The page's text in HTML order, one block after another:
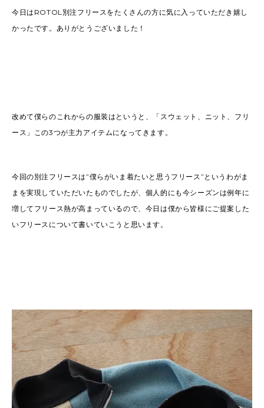
今日はROTOL別注フリースをたくさんの方に気に入っていただき嬉し
かったです。ありがとうございました！
改めて僕らのこれからの服装はというと、「スウェット、ニット、フリ
ース」この3つが主力アイテムになってきます。
今回の別注フリースは”僕らがいま着たいと思うフリース”というわがま
まを実現していただいたものでしたが、個人的にも今シーズンは例年に
増してフリース熱が高まっているので、今日は僕から皆様にご提案した
いフリースについて書いていこうと思います。